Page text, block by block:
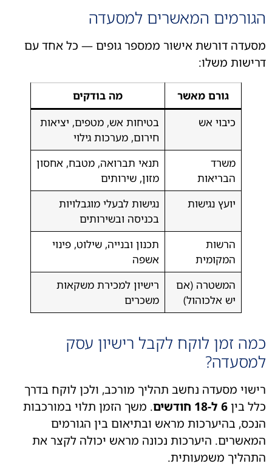
המאשרים למסעדה
דורשת אישור ממספר גופים — כל אחד עם
משלו:
גורם מאשר
מה בודקים
כיבוי אש
בטיחות אש, מטפים, יציאות
חירום, מערכות גילוי
משרד
הבריאות
תנאי תברואה, מטבח, אחסון
מזון, שירותים
יועץ נגישות
נגישות לבעלי מוגבלויות
בכניסה ובשירותים
הרשות
המקומית
תכנון ובנייה, שילוט, פינוי
אשפה
המשטרה (אם
יש אלכוהול)
רישיון למכירת משקאות
משכרים
זמן לוקח לקבל רישיון עסק
מסעדה נחשב תהליך מורכב, ולכן לוקח בדרך
בין6 ל-18 חודשים
. משך הזמן תלוי במורכבות
בהיערכות מראש ובתיאום בין הגורמים
היערכות נכונה מראש יכולה לקצר את
משמעותית.